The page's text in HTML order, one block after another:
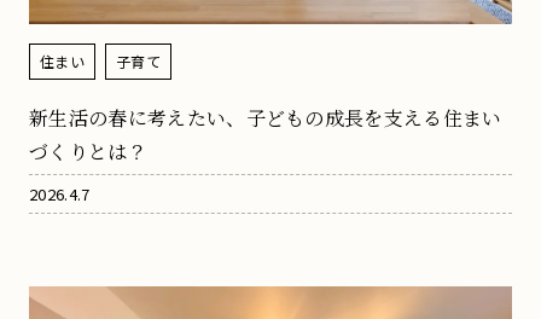
住まい 子育て
新生活の春に考えたい、子どもの成長を支える住まい
づくりとは？
2026.4.7